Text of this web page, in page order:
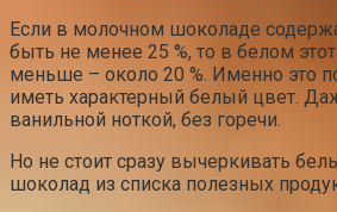
Если в молочном шоколаде
быть не менее 25 %, то в белом
меньше – около 20 %. Именно это
иметь характерный белый цвет.
ванильной ноткой, без горечи.
Но не стоит сразу вычеркивать
шоколад из списка полезных